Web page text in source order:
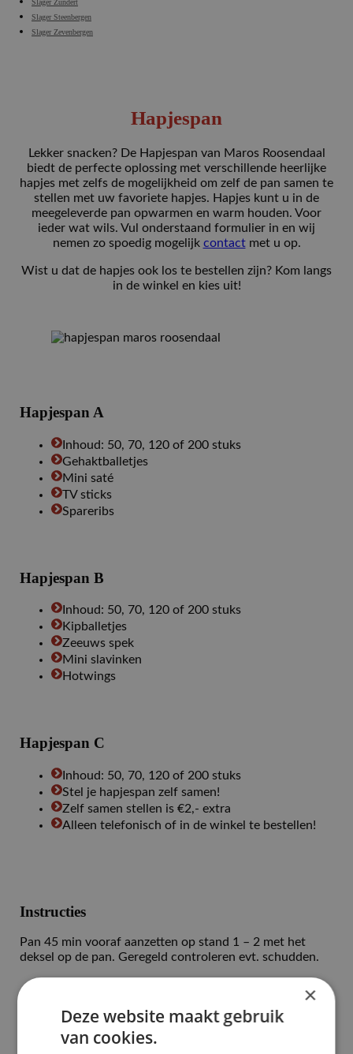
Slager Zundert
Slager Steenbergen
Slager Zevenbergen
Hapjespan
Lekker snacken? De Hapjespan van Maros Roosendaal
biedt de perfecte oplossing met verschillende heerlijke
hapjes met zelfs de mogelijkheid om zelf de pan samen te
stellen met uw favoriete hapjes. Hapjes kunt u in de
meegeleverde pan opwarmen en warm houden. Voor
ieder wat wils. Vul onderstaand formulier in en wij
nemen zo spoedig mogelijk contactmet u op.
Wist u dat de hapjes ook los te bestellen zijn? Kom langs
in de winkel en kies uit!
Hapjespan A
Inhoud: 50, 70, 120 of 200 stuks
Gehaktballetjes
Mini saté
TV sticks
Spareribs
Hapjespan B
Inhoud: 50, 70, 120 of 200 stuks
Kipballetjes
Zeeuws spek
Mini slavinken
Hotwings
Hapjespan C
Inhoud: 50, 70, 120 of 200 stuks
Stel je hapjespan zelf samen!
Zelf samen stellen is €2,- extra
Alleen telefonisch of in de winkel te bestellen!
Instructies
Pan 45 min vooraf aanzetten op stand 1 – 2 met het
deksel op de pan. Geregeld controleren evt. schudden.
Allergie?
Heeft u een allergie? Neem even telefonisch contact op:
×
Deze website maakt gebruik
van cookies.